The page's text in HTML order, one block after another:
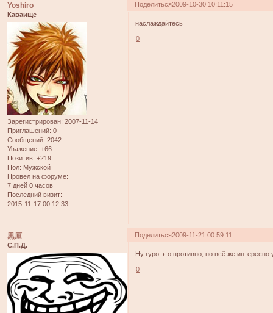
Поделиться2009-10-30 10:11:15
Yoshiro
Каваище
Зарегистрирован: 2007-11-14
Приглашений: 0
Сообщений: 2042
Уважение: +66
Позитив: +219
Пол: Мужской
Провел на форуме:
7 дней 0 часов
Последний визит:
2015-11-17 00:12:33
наслаждайтесь
0
Поделиться2009-11-21 00:59:11
黒厘
С.П.Д.
Ну гуро это противно, но всё же
0